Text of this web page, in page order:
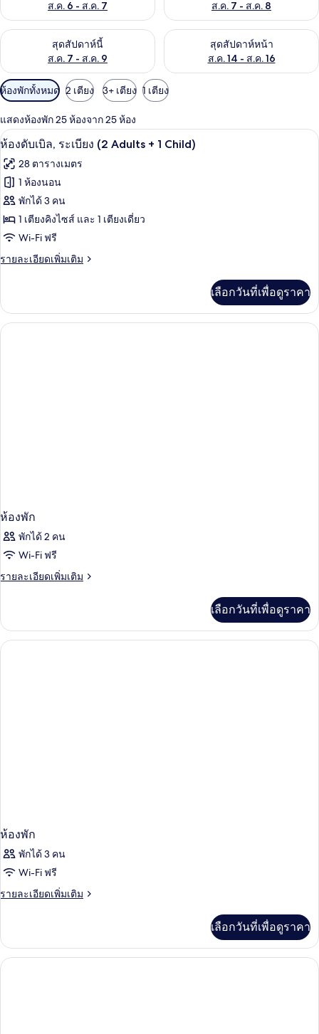
ส.ค. 6 - ส.ค. 7
ส.ค. 7 - ส.ค. 8
สุดสัปดาห์นี้
ส.ค. 7 - ส.ค. 9
ตรวจสอบจำนวนห้องพักว่างในสุดสัปดาห์นี้ ส.ค. 7 - ส.ค. 9
สุดสัปดาห์หน้า
ส.ค. 14 - ส.ค. 16
ตรวจสอบจำนวนห้องพักว่างใน
ตัว
กรอง
ที่
มี
ให้
สำหรับ
ห้อง
พัก
ห้องพักทั้งหมด 2 เตียง 3+ เตียง 1 เตียง
แสดงห้องพัก 25 ห้องจาก 25 ห้อง
เปิด
ภาพถ่าย
ทั้งหมด
ของ
ห้อง
ดับเบิล,
ระเบียง
+
1
มินิบาร์, ตู้นิรภัยในห้องพัก, โต๊ะทำงาน,
4
ห้องดับเบิล, ระเบียง (2 Adults + 1 Child)
28 ตารางเมตร
1 ห้องนอน
พักได้ 3 คน
1 เตียงคิงไซส์ และ 1 เตียงเดี่ยว
Wi-Fi ฟรี
รายละเอียดเพิ่มเติม
ราย
เกี่ยว
กับ
ห้อง
เลือกวันที่เพื่อดูราคา
ห้องพัก
พักได้ 2 คน
Wi-Fi ฟรี
รายละเอียดเพิ่มเติม
ราย
เกี่ยว
กับ
ห้อง
เลือกวันที่เพื่อดูราคา
ห้องพัก
พักได้ 3 คน
Wi-Fi ฟรี
รายละเอียดเพิ่มเติม
ราย
เกี่ยว
กับ
ห้อง
เลือกวันที่เพื่อดูราคา